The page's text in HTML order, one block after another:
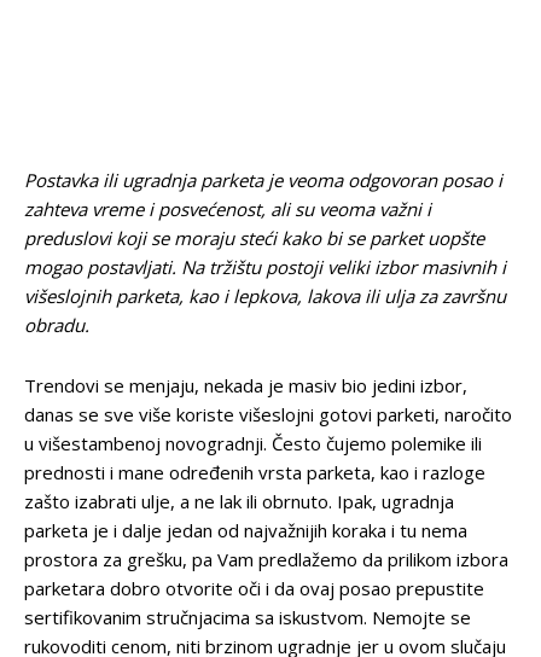
Postavka ili ugradnja parketa je veoma odgovoran posao i
zahteva vreme i posvećenost, ali su veoma važni i
preduslovi koji se moraju steći kako bi se parket uopšte
mogao postavljati. Na tržištu postoji veliki izbor masivnih i
višeslojnih parketa, kao i lepkova, lakova ili ulja za završnu
obradu.
Trendovi se menjaju, nekada je masiv bio jedini izbor,
danas se sve više koriste višeslojni gotovi parketi, naročito
u višestambenoj novogradnji. Često čujemo polemike ili
prednosti i mane određenih vrsta parketa, kao i razloge
zašto izabrati ulje, a ne lak ili obrnuto. Ipak, ugradnja
parketa je i dalje jedan od najvažnijih koraka i tu nema
prostora za grešku, pa Vam predlažemo da prilikom izbora
parketara dobro otvorite oči i da ovaj posao prepustite
sertifikovanim stručnjacima sa iskustvom. Nemojte se
rukovoditi cenom, niti brzinom ugradnje jer u ovom slučaju